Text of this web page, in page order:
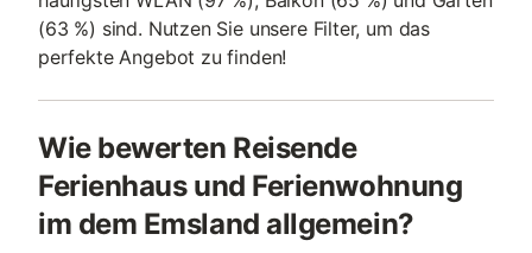
(63 %) sind. Nutzen Sie unsere Filter, um das
perfekte Angebot zu finden!
Wie bewerten Reisende
Ferienhaus und Ferienwohnung
im dem Emsland allgemein?